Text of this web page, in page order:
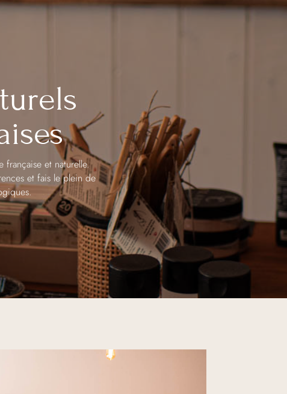
française et naturelle.
et fais le plein de